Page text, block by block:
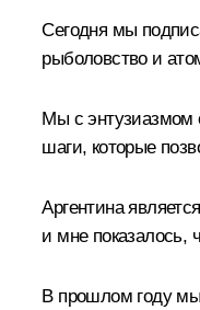
Сегодня мы
рыболовство и
Мы с энтузиазмом
шаги, которые
Аргентина
и мне показалось,
В прошлом году мы